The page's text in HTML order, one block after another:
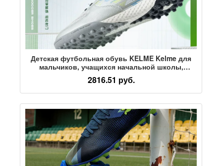
Детская футбольная обувь KELME Kelme для
мальчиков, учащихся начальной школы,
девочек, дышащая профессиональная обувь
для борьбы со сломанными ногтями,
специальная для тренировочных соревнований
2816.51 руб.